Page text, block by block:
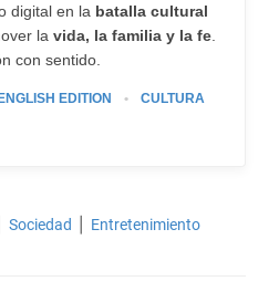
digital en la batalla cultural
la vida, la familia y la fe
con sentido.
EDITION •
CULTURA
Sociedad
Entretenimiento